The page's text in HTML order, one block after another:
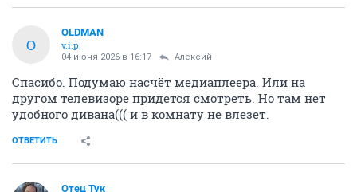
O
OLDMAN
v.i.p.
04 июня 2026 в 16:17 Алексий
Спасибо. Подумаю насчёт медиаплеера. Или на
другом телевизоре придется смотреть. Но там нет
удобного дивана((( и в комнату не влезет.
ОТВЕТИТЬ
Отец Тук